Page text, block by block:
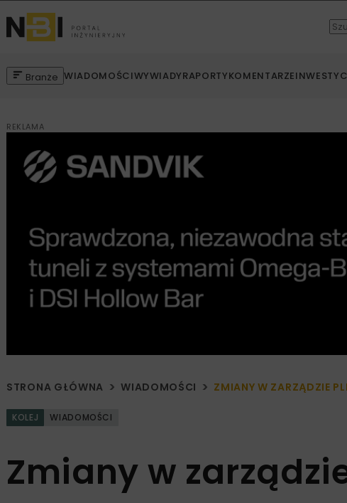
Branże WIADOMOŚCIWYWIADYRAPORTYKOMENTARZE
REKLAMA
STRONA GŁÓWNA WIADOMOŚCI ZMIANY W ZARZĄDZIE
KOLEJ WIADOMOŚCI
Zmiany w